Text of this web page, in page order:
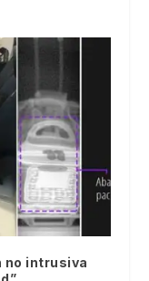
no intrusiva